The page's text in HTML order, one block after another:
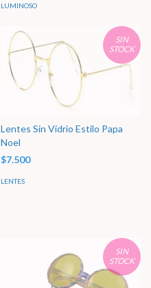
LUMINOSO
SIN
STOCK
Lentes Sin Vidrio Estilo Papa
Noel
$7.500
LENTES
SIN
STOCK